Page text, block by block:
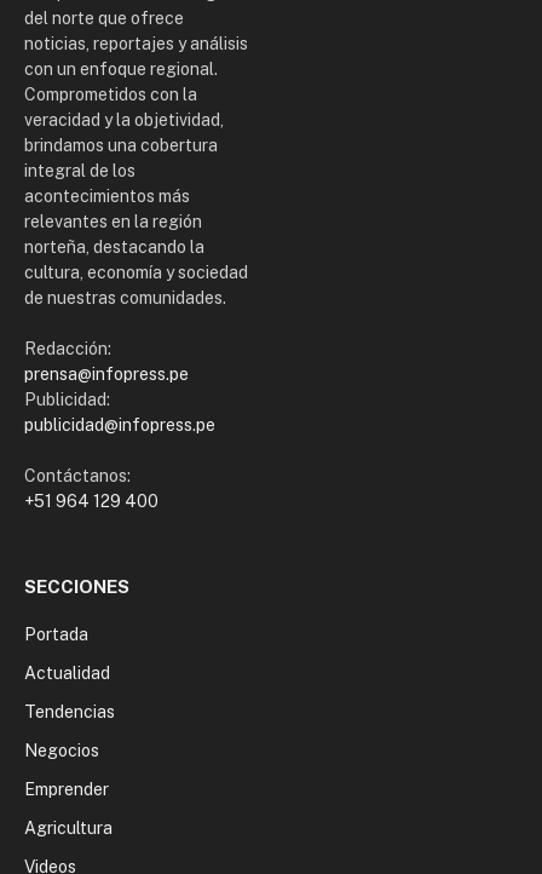
del norte que ofrece
noticias, reportajes y análisis
con un enfoque regional.
Comprometidos con la
veracidad y la objetividad,
brindamos una cobertura
integral de los
acontecimientos más
relevantes en la región
norteña, destacando la
cultura, economía y sociedad
de nuestras comunidades.
Redacción:
prensa@infopress.pe
Publicidad:
publicidad@infopress.pe
Contáctanos:
+51 964 129 400
SECCIONES
Portada
Actualidad
Tendencias
Negocios
Emprender
Agricultura
Videos